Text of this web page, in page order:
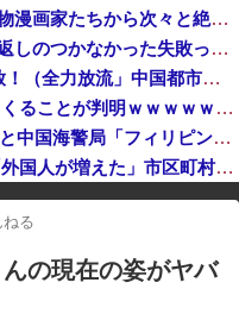
【朗報】みいちゃんと山田さん、大物漫画家たちから次々と絶賛されるｗｗｗｗ
【徹底議論】近代日本史で最も取り返しのつかなかった失敗って何？
中国「大洪水！」三峡ダム「9門開放！（全力放流」中国都市「三峡沿線の道路水没」中国政府「高速道路封鎖！」中国ダム「緊急放流に合わせて開門（土砂崩れ発生」→
【悲報】 タクシー運転手、儲かりまくることが判明ｗｗｗｗｗｗｗｗ
中国「衝突事故！（2025年」中国軍と中国海警局「フィリピン船の追跡中に衝突！（8/11」中国「2人死亡」中国政府「1年間隠蔽」日本「隠蔽された事実報道！（2026年」→
【急いで引っ越せ】 日本人が減り「外国人が増えた」市区町村ランキングキタ━━!
アドオンを利用している場合、
サイト全体のレイアウトが崩れ
る
の現在の姿がヤバ